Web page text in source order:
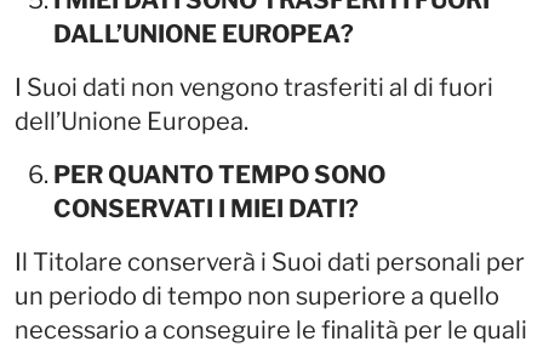
DALL’UNIONE EUROPEA?
I Suoi dati non vengono trasferiti al di fuori
dell’Unione Europea.
PER QUANTO TEMPO SONO
CONSERVATI I MIEI DATI?
Il Titolare conserverà i Suoi dati personali per
un periodo di tempo non superiore a quello
necessario a conseguire le finalità per le quali